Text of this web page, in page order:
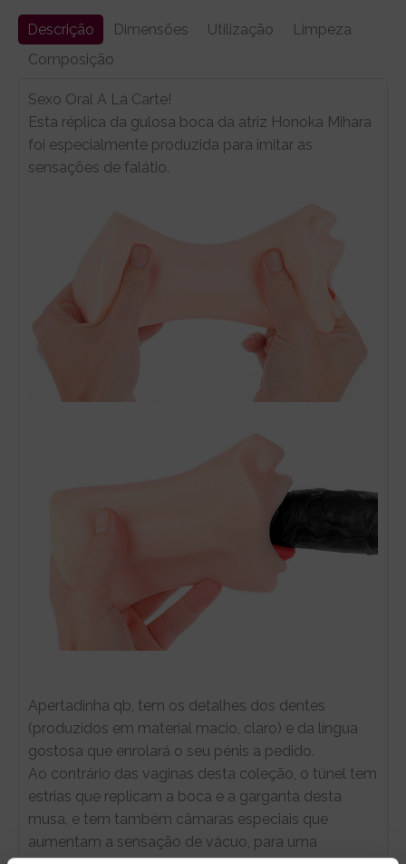
Descrição Dimensões Utilização
Limpeza
Composição
Sexo Oral A Lá Carte!
Esta réplica da gulosa boca da atriz Honoka Mihara
foi especialmente produzida para imitar as
sensações de falátio.
Apertadinha qb, tem os detalhes dos dentes
(produzidos em material macio, claro) e da língua
gostosa que enrolará o seu pénis a pedido.
Ao contrário das vaginas desta coleção, o túnel tem
estrias que replicam a boca e a garganta desta
musa, e tem também câmaras especiais que
aumentam a sensação de vácuo, para uma